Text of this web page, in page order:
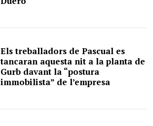
Els treballadors de Pascual es
tancaran aquesta nit a la planta de
Gurb davant la “postura
immobilista” de l’empresa